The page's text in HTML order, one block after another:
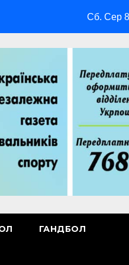
табір ГАРТ
Сб. Сер
ГАНДБОЛ